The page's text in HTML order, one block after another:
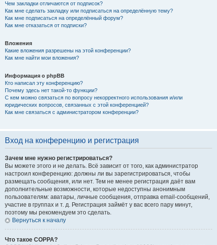
Чем закладки отличаются от подписок?
Как мне сделать закладку или подписаться на определённую тему?
Как мне подписаться на определённый форум?
Как мне отказаться от подписки?
Вложения
Какие вложения разрешены на этой конференции?
Как мне найти мои вложения?
Информация о phpBB
Кто написал эту конференцию?
Почему здесь нет такой-то функции?
С кем можно связаться по вопросу некорректного использования и/или
юридических вопросов, связанных с этой конференцией?
Как мне связаться с администратором конференции?
Вход на конференцию и регистрация
Зачем мне нужно регистрироваться?
Вы можете этого и не делать. Всё зависит от того, как администратор
настроил конференцию: должны ли вы зарегистрироваться, чтобы
размещать сообщения, или нет. Тем не менее регистрация даёт вам
дополнительные возможности, которые недоступны анонимным
пользователям: аватары, личные сообщения, отправка email-сообщений,
участие в группах и т. д. Регистрация займёт у вас всего пару минут,
поэтому мы рекомендуем это сделать.
Вернуться к началу
Что такое COPPA?